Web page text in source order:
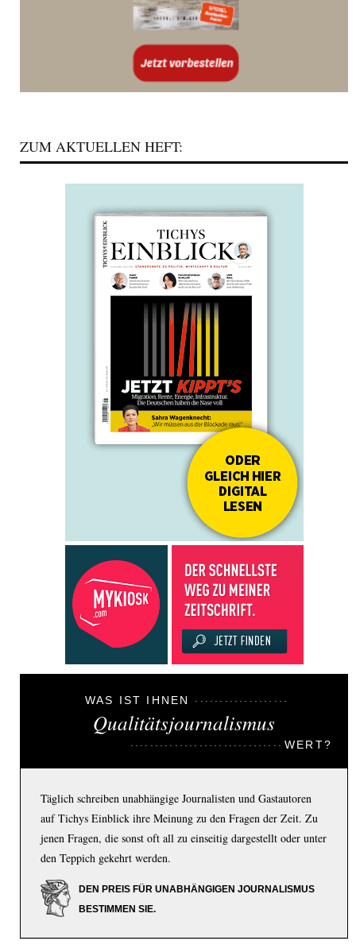
ZUM AKTUELLEN HEFT:
WAS IST IHNEN
Qualitätsjournalismus
WERT?
Täglich schreiben unabhängige Journalisten und Gastautoren
auf Tichys Einblick ihre Meinung zu den Fragen der Zeit. Zu
jenen Fragen, die sonst oft all zu einseitig dargestellt oder unter
den Teppich gekehrt werden.
DEN PREIS FÜR UNABHÄNGIGEN JOURNALISMUS
BESTIMMEN SIE.